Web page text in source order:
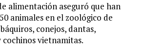
alimentación aseguró que han
animales en el zoológico de
conejos, dantas,
cochinos vietnamitas.